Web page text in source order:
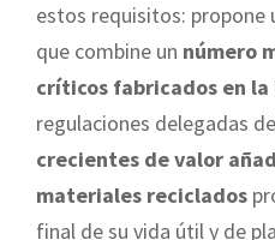
estos requisitos: propone
que combine un número
críticos fabricados en la
regulaciones delegadas
crecientes de valor
materiales reciclados
final de su vida útil y de